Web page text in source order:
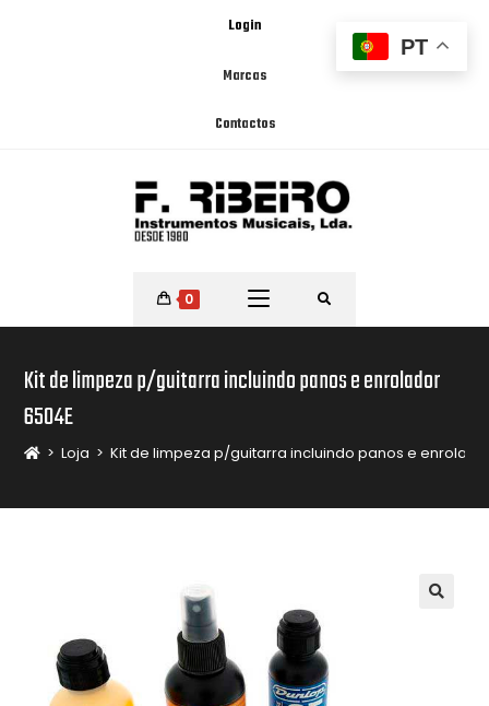
Login
Marcas
Contactos
0
Kit de limpeza p/guitarra incluindo panos e enrolador
6504E
> Loja > Kit de limpeza p/guitarra incluindo panos e
PT